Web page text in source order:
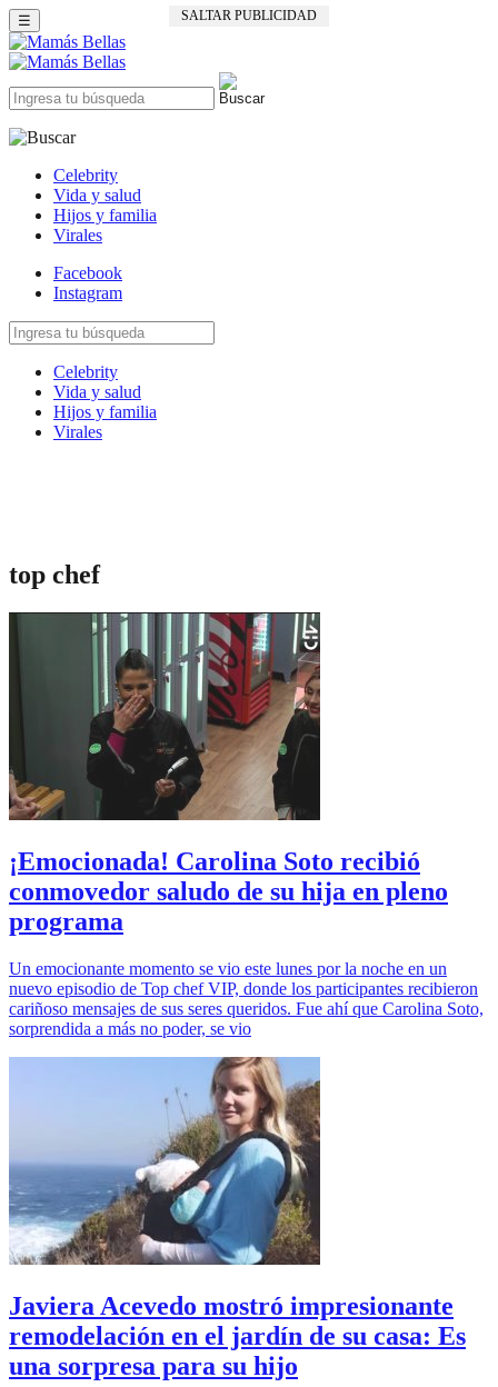
SALTAR PUBLICIDAD
☰
Celebrity
Vida y salud
Hijos y familia
Virales
Facebook
Instagram
Celebrity
Vida y salud
Hijos y familia
Virales
top chef
¡Emocionada! Carolina Soto recibió
conmovedor saludo de su hija en pleno
programa
Un emocionante momento se vio este lunes por la noche en un
nuevo episodio de Top chef VIP, donde los participantes recibieron
cariñoso mensajes de sus seres queridos. Fue ahí que Carolina Soto,
sorprendida a más no poder, se vio
Javiera Acevedo mostró impresionante
remodelación en el jardín de su casa: Es
una sorpresa para su hijo